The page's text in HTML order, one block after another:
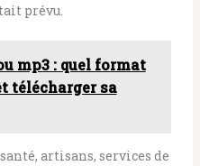
prévu.
mp3 : quel format
télécharger sa
artisans, services de